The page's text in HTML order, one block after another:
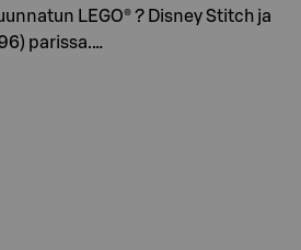
LEGO® ? Disney Stitch ja
parissa.…